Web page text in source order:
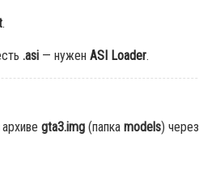
.
.asi— нужен ASI Loader.
gta3.img(папка models) через